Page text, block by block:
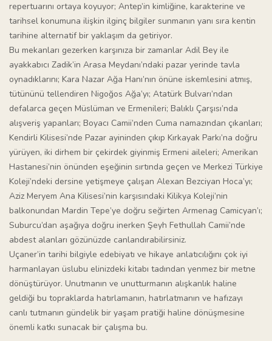
repertuarını ortaya koyuyor; Antep’in kimliğine, karakterine ve
tarihsel konumuna ilişkin ilginç bilgiler sunmanın yanı sıra kentin
tarihine alternatif bir yaklaşım da getiriyor.
Bu mekanları gezerken karşınıza bir zamanlar Adil Bey ile
ayakkabıcı Zadik’in Arasa Meydanı’ndaki pazar yerinde tavla
oynadıklarını; Kara Nazar Ağa Hanı’nın önüne iskemlesini atmış,
tütününü tellendiren Nigoğos Ağa’yı; Atatürk Bulvarı’ndan
defalarca geçen Müslüman ve Ermenileri; Balıklı Çarşısı’nda
alışveriş yapanları; Boyacı Camii’nden Cuma namazından çıkanları;
Kendirli Kilisesi’nde Pazar ayininden çıkıp Kırkayak Parkı’na doğru
yürüyen, iki dirhem bir çekirdek giyinmiş Ermeni aileleri; Amerikan
Hastanesi’nin önünden eşeğinin sırtında geçen ve Merkezi Türkiye
Koleji’ndeki dersine yetişmeye çalışan Alexan Bezciyan Hoca’yı;
Aziz Meryem Ana Kilisesi’nin karşısındaki Kilikya Koleji’nin
balkonundan Mardin Tepe’ye doğru seğirten Armenag Camicyan’ı;
Suburcu’dan aşağıya doğru inerken Şeyh Fethullah Camii’nde
abdest alanları gözünüzde canlandırabilirsiniz.
Uçaner’in tarihi bilgiyle edebiyatı ve hikaye anlatıcılığını çok iyi
harmanlayan üslubu elinizdeki kitabı tadından yenmez bir metne
dönüştürüyor. Unutmanın ve unutturmanın alışkanlık haline
geldiği bu topraklarda hatırlamanın, hatırlatmanın ve hafızayı
canlı tutmanın gündelik bir yaşam pratiği haline dönüşmesine
önemli katkı sunacak bir çalışma bu.